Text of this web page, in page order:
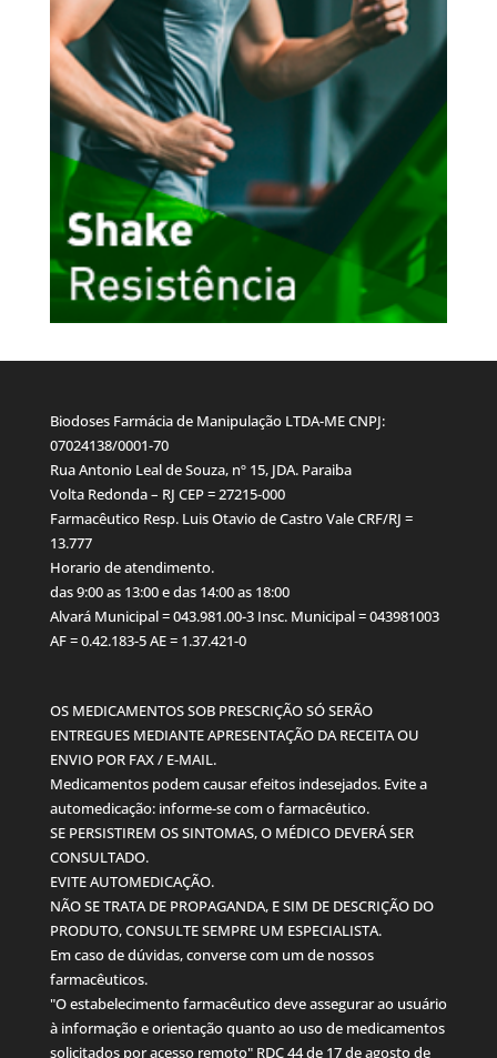
Biodoses Farmácia de Manipulação LTDA-ME CNPJ:
07024138/0001-70
Rua Antonio Leal de Souza, nº 15, JDA. Paraiba
Volta Redonda – RJ CEP = 27215-000
Farmacêutico Resp. Luis Otavio de Castro Vale CRF/RJ =
13.777
Horario de atendimento.
das 9:00 as 13:00 e das 14:00 as 18:00
Alvará Municipal = 043.981.00-3 Insc. Municipal = 043981003
AF = 0.42.183-5 AE = 1.37.421-0
OS MEDICAMENTOS SOB PRESCRIÇÃO SÓ SERÃO
ENTREGUES MEDIANTE APRESENTAÇÃO DA RECEITA OU
ENVIO POR FAX / E-MAIL.
Medicamentos podem causar efeitos indesejados. Evite a
automedicação: informe-se com o farmacêutico.
SE PERSISTIREM OS SINTOMAS, O MÉDICO DEVERÁ SER
CONSULTADO.
EVITE AUTOMEDICAÇÃO.
NÃO SE TRATA DE PROPAGANDA, E SIM DE DESCRIÇÃO DO
PRODUTO, CONSULTE SEMPRE UM ESPECIALISTA.
Em caso de dúvidas, converse com um de nossos
farmacêuticos.
"O estabelecimento farmacêutico deve assegurar ao usuário
à informação e orientação quanto ao uso de medicamentos
solicitados por acesso remoto" RDC 44 de 17 de agosto de